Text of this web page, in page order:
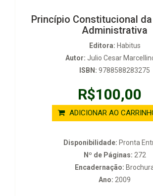
Princípio Constitucional
Administrativa
Editora: Habitus
Autor: Julio Cesar
ISBN: 9788588283275
R$100,00
ADICIONAR AO
Disponibilidade: Pronta
Nº de Páginas: 272
Encadernação:
Ano: 2009